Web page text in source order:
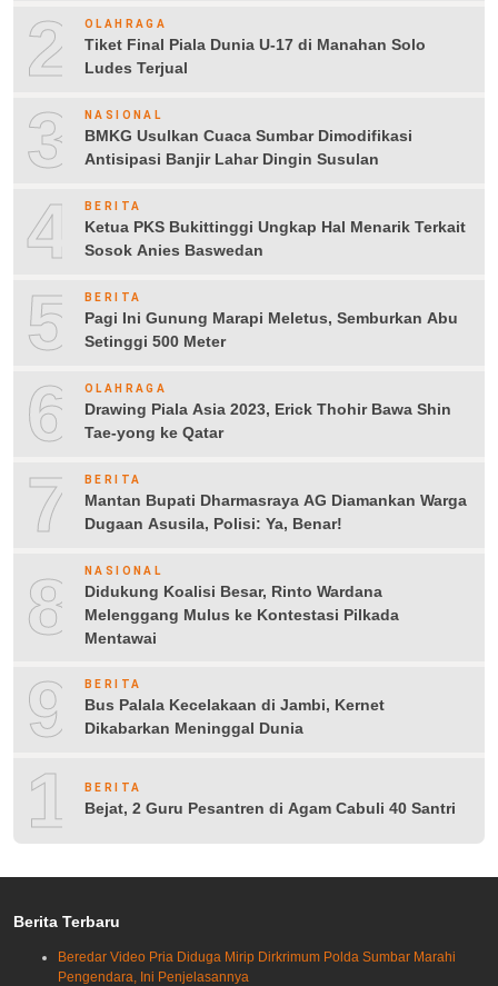
2 OLAHRAGA
Tiket Final Piala Dunia U-17 di Manahan Solo
Ludes Terjual
3 NASIONAL
BMKG Usulkan Cuaca Sumbar Dimodifikasi
Antisipasi Banjir Lahar Dingin Susulan
4 BERITA
Ketua PKS Bukittinggi Ungkap Hal Menarik Terkait
Sosok Anies Baswedan
5 BERITA
Pagi Ini Gunung Marapi Meletus, Semburkan Abu
Setinggi 500 Meter
6 OLAHRAGA
Drawing Piala Asia 2023, Erick Thohir Bawa Shin
Tae-yong ke Qatar
7 BERITA
Mantan Bupati Dharmasraya AG Diamankan Warga
Dugaan Asusila, Polisi: Ya, Benar!
8 NASIONAL
Didukung Koalisi Besar, Rinto Wardana
Melenggang Mulus ke Kontestasi Pilkada
Mentawai
9 BERITA
Bus Palala Kecelakaan di Jambi, Kernet
Dikabarkan Meninggal Dunia
10BERITA
Bejat, 2 Guru Pesantren di Agam Cabuli 40 Santri
Berita Terbaru
Beredar Video Pria Diduga Mirip Dirkrimum Polda Sumbar Marahi
Pengendara, Ini Penjelasannya